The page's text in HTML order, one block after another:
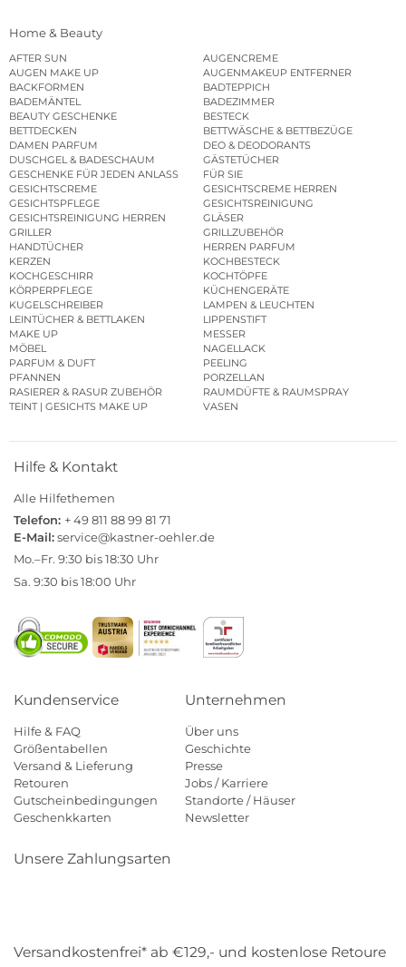
Home & Beauty
AFTER SUN
AUGENCREME
AUGEN MAKE UP
AUGENMAKEUP ENTFERNER
BACKFORMEN
BADTEPPICH
BADEMÄNTEL
BADEZIMMER
BEAUTY GESCHENKE
BESTECK
BETTDECKEN
BETTWÄSCHE & BETTBEZÜGE
DAMEN PARFUM
DEO & DEODORANTS
DUSCHGEL & BADESCHAUM
GÄSTETÜCHER
GESCHENKE FÜR JEDEN ANLASS
FÜR SIE
GESICHTSCREME
GESICHTSCREME HERREN
GESICHTSPFLEGE
GESICHTSREINIGUNG
GESICHTSREINIGUNG HERREN
GLÄSER
GRILLER
GRILLZUBEHÖR
HANDTÜCHER
HERREN PARFUM
KERZEN
KOCHBESTECK
KOCHGESCHIRR
KOCHTÖPFE
KÖRPERPFLEGE
KÜCHENGERÄTE
KUGELSCHREIBER
LAMPEN & LEUCHTEN
LEINTÜCHER & BETTLAKEN
LIPPENSTIFT
MAKE UP
MESSER
MÖBEL
NAGELLACK
PARFUM & DUFT
PEELING
PFANNEN
PORZELLAN
RASIERER & RASUR ZUBEHÖR
RAUMDÜFTE & RAUMSPRAY
TEINT | GESICHTS MAKE UP
VASEN
Hilfe & Kontakt
Alle Hilfethemen
Telefon: + 49 811 88 99 81 71
E-Mail:service@kastner-oehler.de
Mo.–Fr. 9:30 bis 18:30 Uhr
Sa. 9:30 bis 18:00 Uhr
Kundenservice
Hilfe & FAQ
Größentabellen
Versand & Lieferung
Retouren
Gutscheinbedingungen
Geschenkkarten
Unternehmen
Über uns
Geschichte
Presse
Jobs / Karriere
Standorte / Häuser
Newsletter
Unsere Zahlungsarten
Versandkostenfrei* ab €129,- und kostenlose Retoure